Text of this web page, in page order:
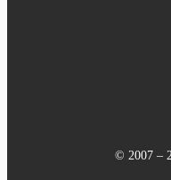
© 2007 –